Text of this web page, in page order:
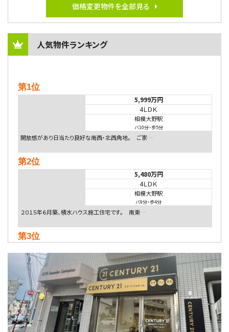
価格変更物件を全部見る
人気物件ランキング
第1位
5,999万円
4ＬＤＫ
相模大野駅
バ10分・歩5分
開放感があり日当たり良好な南西・北西角地。 ご家…
第2位
5,480万円
4ＬＤＫ
相模大野駅
バ9分・歩4分
２０１５年６月築、積水ハウス施工住宅です。 南東…
第3位
4ＬＤＫ
淵野辺駅
歩17分
南側道路に面しており日当たり良好。 キッチンから…
第4位
3,680万円